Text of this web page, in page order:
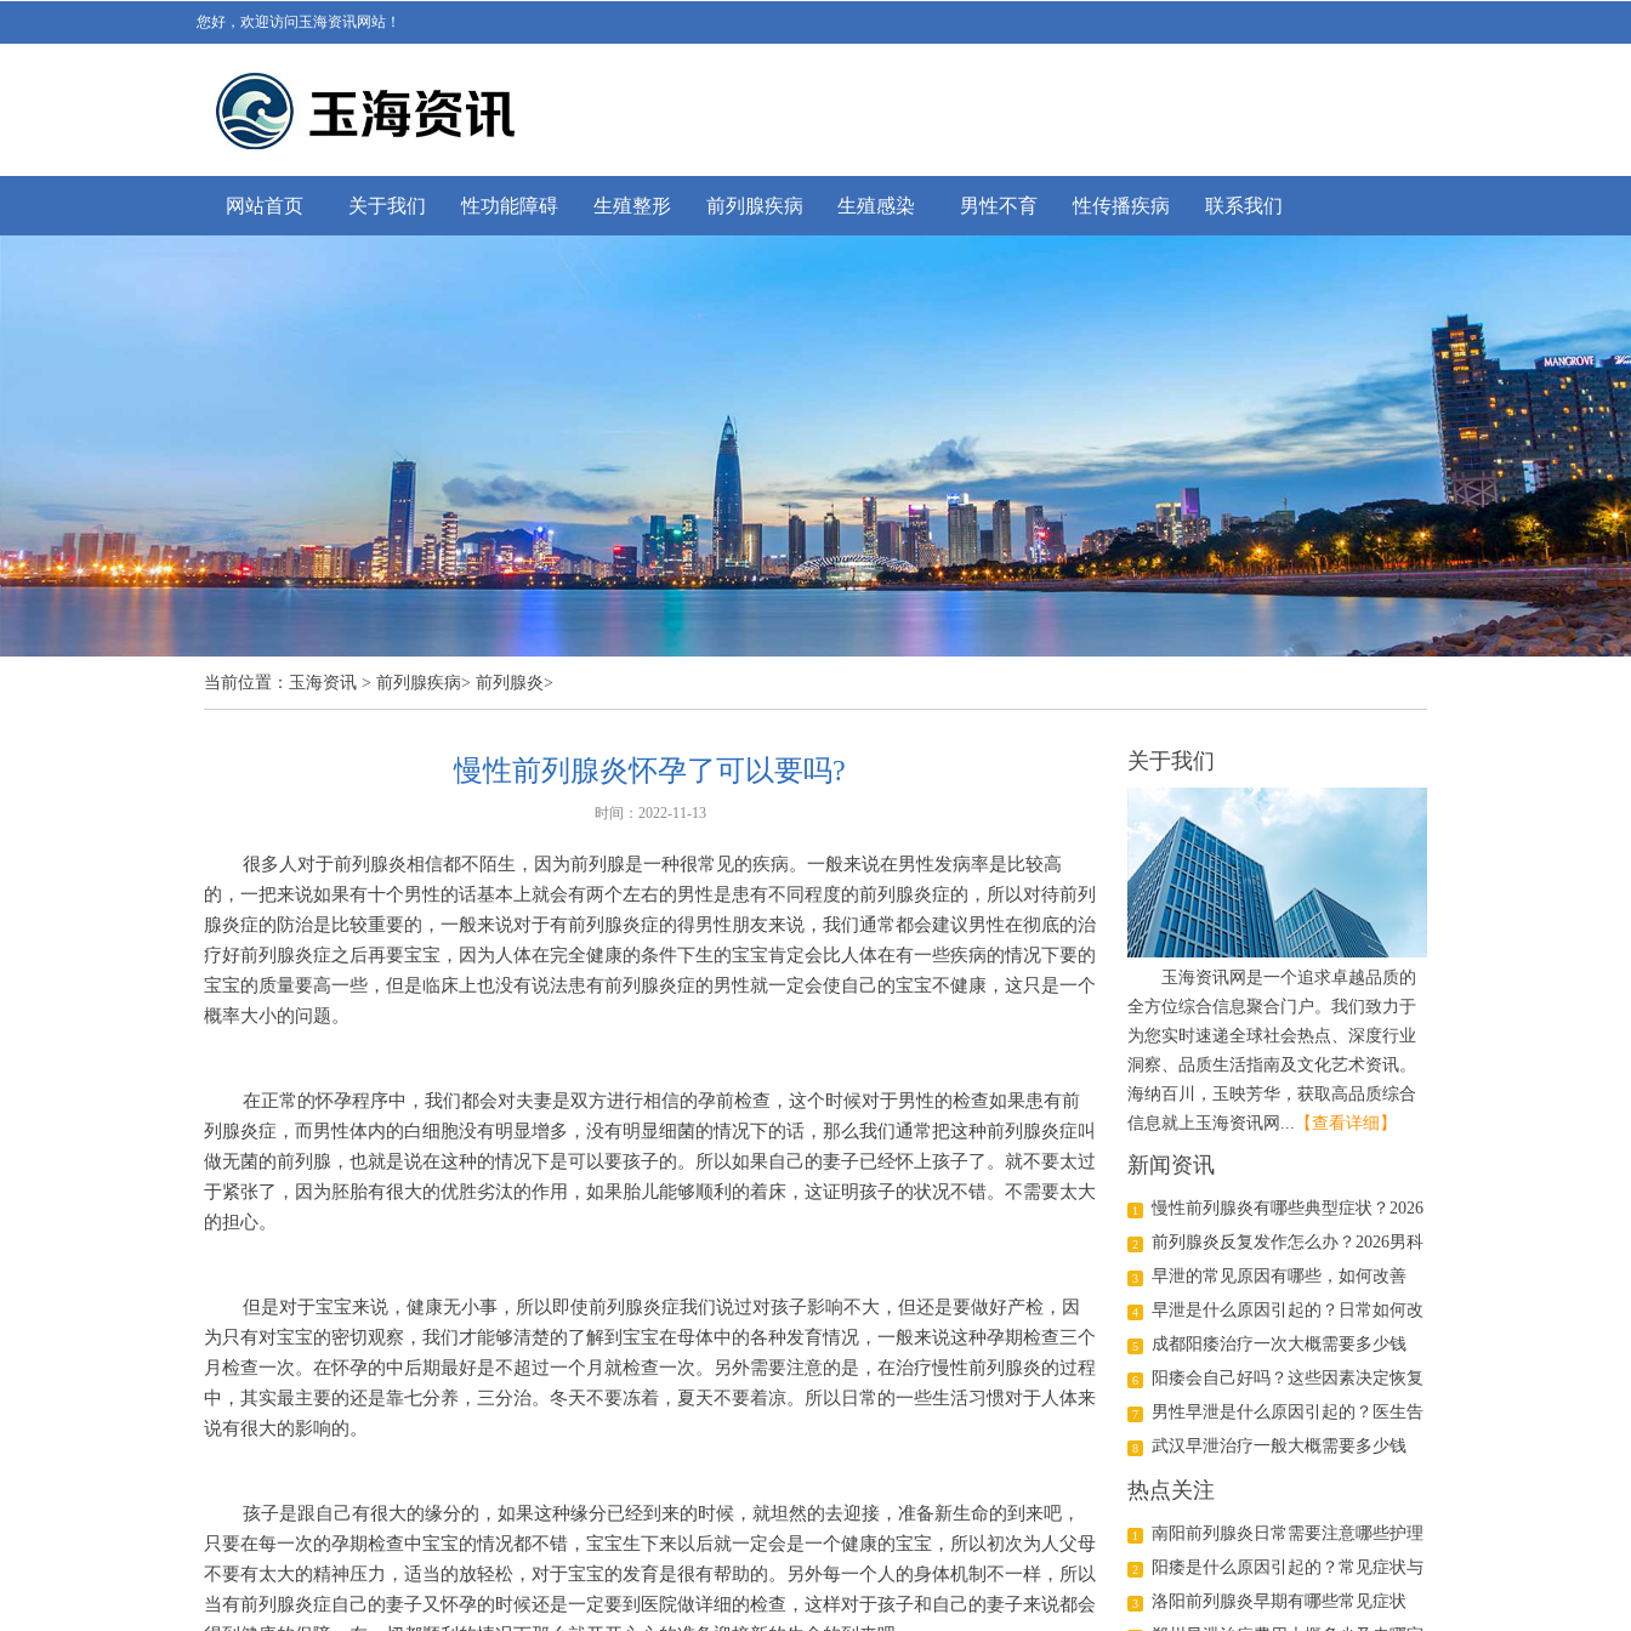
您好，欢迎访问玉海资讯网站！
网站首页 关于我们 性功能障碍 生殖整形 前列腺疾病 生殖感染 男性不育 性传播疾病 联系我们
当前位置： 玉海资讯 > 前列腺疾病> 前列腺炎>
慢性前列腺炎怀孕了可以要吗?
时间：2022-11-13
很多人对于前列腺炎相信都不陌生，因为前列腺是一种很常见的疾病。一般来说在男性发病率是比较高
的，一把来说如果有十个男性的话基本上就会有两个左右的男性是患有不同程度的前列腺炎症的，所以对待前列
腺炎症的防治是比较重要的，一般来说对于有前列腺炎症的得男性朋友来说，我们通常都会建议男性在彻底的治
疗好前列腺炎症之后再要宝宝，因为人体在完全健康的条件下生的宝宝肯定会比人体在有一些疾病的情况下要的
宝宝的质量要高一些，但是临床上也没有说法患有前列腺炎症的男性就一定会使自己的宝宝不健康，这只是一个
概率大小的问题。
在正常的怀孕程序中，我们都会对夫妻是双方进行相信的孕前检查，这个时候对于男性的检查如果患有前
列腺炎症，而男性体内的白细胞没有明显增多，没有明显细菌的情况下的话，那么我们通常把这种前列腺炎症叫
做无菌的前列腺，也就是说在这种的情况下是可以要孩子的。所以如果自己的妻子已经怀上孩子了。就不要太过
于紧张了，因为胚胎有很大的优胜劣汰的作用，如果胎儿能够顺利的着床，这证明孩子的状况不错。不需要太大
的担心。
但是对于宝宝来说，健康无小事，所以即使前列腺炎症我们说过对孩子影响不大，但还是要做好产检，因
为只有对宝宝的密切观察，我们才能够清楚的了解到宝宝在母体中的各种发育情况，一般来说这种孕期检查三个
月检查一次。在怀孕的中后期最好是不超过一个月就检查一次。另外需要注意的是，在治疗慢性前列腺炎的过程
中，其实最主要的还是靠七分养，三分治。冬天不要冻着，夏天不要着凉。所以日常的一些生活习惯对于人体来
说有很大的影响的。
孩子是跟自己有很大的缘分的，如果这种缘分已经到来的时候，就坦然的去迎接，准备新生命的到来吧，
只要在每一次的孕期检查中宝宝的情况都不错，宝宝生下来以后就一定会是一个健康的宝宝，所以初次为人父母
不要有太大的精神压力，适当的放轻松，对于宝宝的发育是很有帮助的。另外每一个人的身体机制不一样，所以
当有前列腺炎症自己的妻子又怀孕的时候还是一定要到医院做详细的检查，这样对于孩子和自己的妻子来说都会
关于我们
玉海资讯网是一个追求卓越品质的
全方位综合信息聚合门户。我们致力于
为您实时速递全球社会热点、深度行业
洞察、品质生活指南及文化艺术资讯。
海纳百川，玉映芳华，获取高品质综合
信息就上玉海资讯网...
【查看详细】
新闻资讯
1
慢性前列腺炎有哪些典型症状？2026
年科学治疗与日常护理指南
2
前列腺炎反复发作怎么办？2026男科
医生详解日常调理与用药方案
3 早泄的常见原因有哪些，如何改善
4
早泄是什么原因引起的？日常如何改
善
5 成都阳痿治疗一次大概需要多少钱
6
阳痿会自己好吗？这些因素决定恢复
可能
7
男性早泄是什么原因引起的？医生告
诉你真相
8 武汉早泄治疗一般大概需要多少钱
热点关注
1 南阳前列腺炎日常需要注意哪些护理
2
阳痿是什么原因引起的？常见症状与
治疗方法解析
3 洛阳前列腺炎早期有哪些常见症状